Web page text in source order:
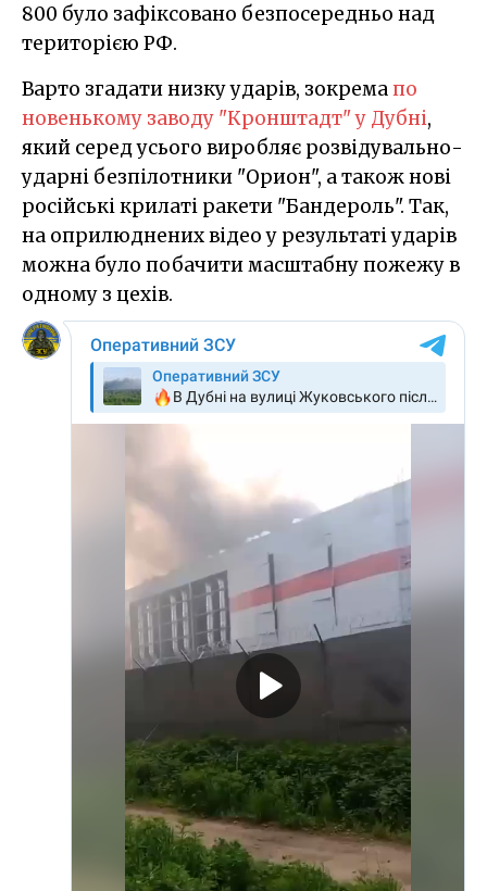
800 було зафіксовано безпосередньо над
територією РФ.
Варто згадати низку ударів, зокремапо
новенькому заводу "Кронштадт" у Дубні,
який серед усього виробляє розвідувально-
ударні безпілотники "Орион", а також нові
російські крилаті ракети "Бандероль". Так,
на оприлюднених відео у результаті ударів
можна було побачити масштабну пожежу в
одному з цехів.